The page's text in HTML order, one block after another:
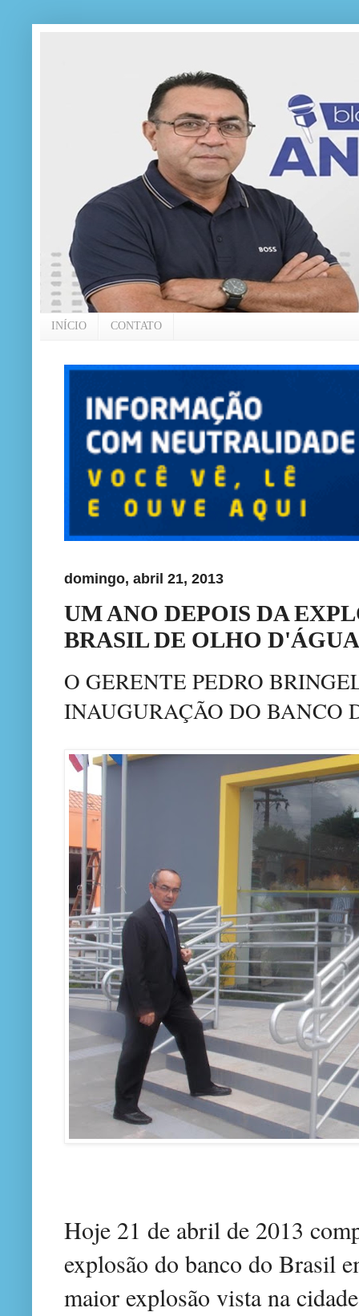
INÍCIO CONTATO
domingo, abril 21, 2013
UM ANO DEPOIS DA
BRASIL DE OLHO
O GERENTE PEDRO
INAUGURAÇÃO DO BANCO
Hoje 21 de abril de 2013
explosão do banco do Brasil
maior explosão vista na